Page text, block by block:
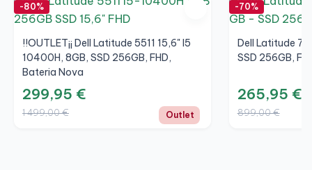
-80%
!!OUTLET¡¡ Dell Latitude 5511 15,6" I5
10400H, 8GB, SSD 256GB, FHD,
Bateria Nova
299,95 €
1 499,00 € Outlet
-70%
Dell Latitude
SSD 256GB,
265,95 €
899,00 €